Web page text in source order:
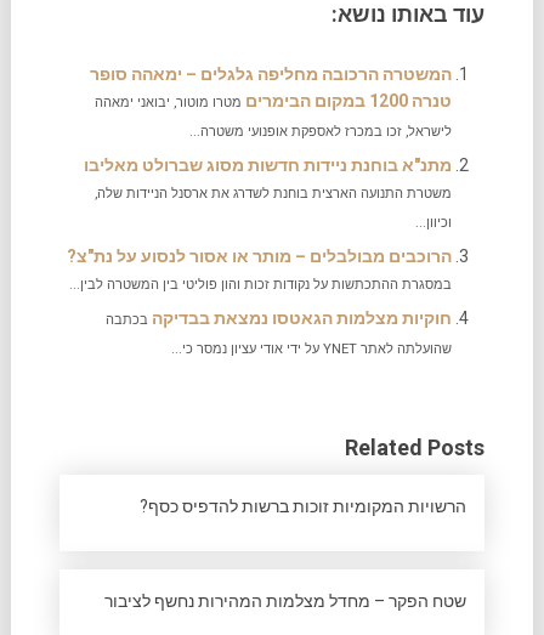
עוד באותו נושא:
המשטרה הרכובה מחליפה גלגלים – ימאהה סופר
טנרה 1200 במקום הבימרים
מטרו מוטור, יבואני ימאהה
לישראל, זכו במכרז לאספקת אופנועי משטרה...
מתנ"א בוחנת ניידות חדשות מסוג שברולט מאליבו
משטרת התנועה הארצית בוחנת לשדרג את ארסנל הניידות שלה,
וכיוון...
הרוכבים מבולבלים – מותר או אסור לנסוע על נת"צ?
במסגרת ההתכתשות על נקודות זכות והון פוליטי בין המשטרה לבין...
חוקיות מצלמות הגאטסו נמצאת בבדיקה בכתבה
שהועלתה לאתר YNET על ידי אודי עציון נמסר כי...
Related Posts
הרשויות המקומיות זוכות ברשות להדפיס כסף?
שטח הפקר – מחדל מצלמות המהירות נחשף לציבור